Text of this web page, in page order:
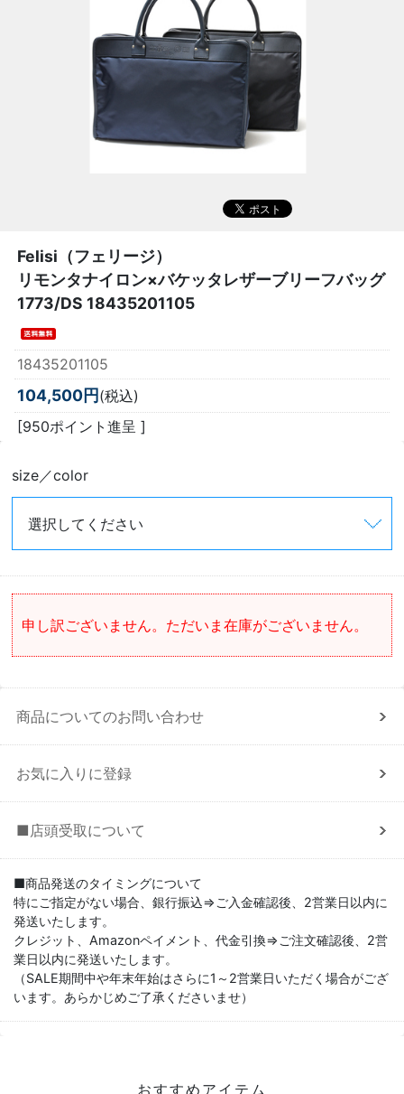
Felisi（フェリージ）
リモンタナイロン×バケッタレザーブリーフバッグ
1773/DS 18435201105
18435201105
104,500円(税込)
[950ポイント進呈 ]
size／color
申し訳ございません。ただいま在庫がございません。
商品についてのお問い合わせ
お気に入りに登録
■店頭受取について
■商品発送のタイミングについて
特にご指定がない場合、銀行振込⇒ご入金確認後、2営業日以内に
発送いたします。
クレジット、Amazonペイメント、代金引換⇒ご注文確認後、2営
業日以内に発送いたします。
（SALE期間中や年末年始はさらに1～2営業日いただく場合がござ
います。あらかじめご了承くださいませ）
おすすめアイテム